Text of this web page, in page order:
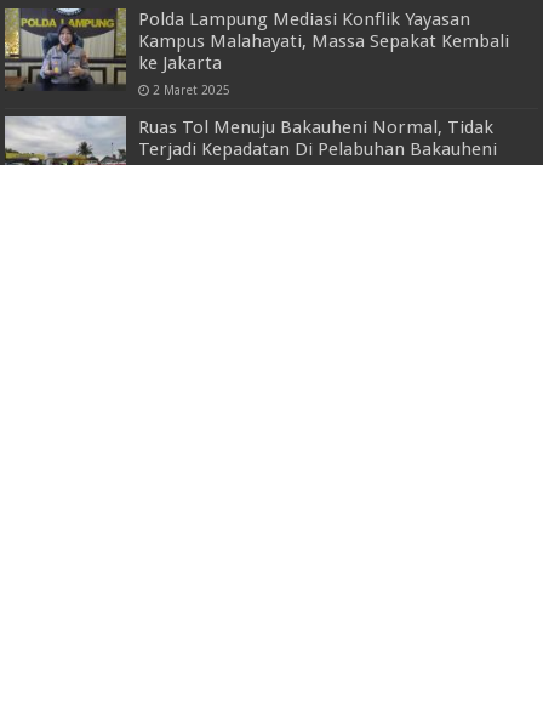
Polda Lampung Mediasi Konflik Yayasan
Kampus Malahayati, Massa Sepakat Kembali
ke Jakarta
2 Maret 2025
Ruas Tol Menuju Bakauheni Normal, Tidak
Terjadi Kepadatan Di Pelabuhan Bakauheni
Sampai Saat Ini